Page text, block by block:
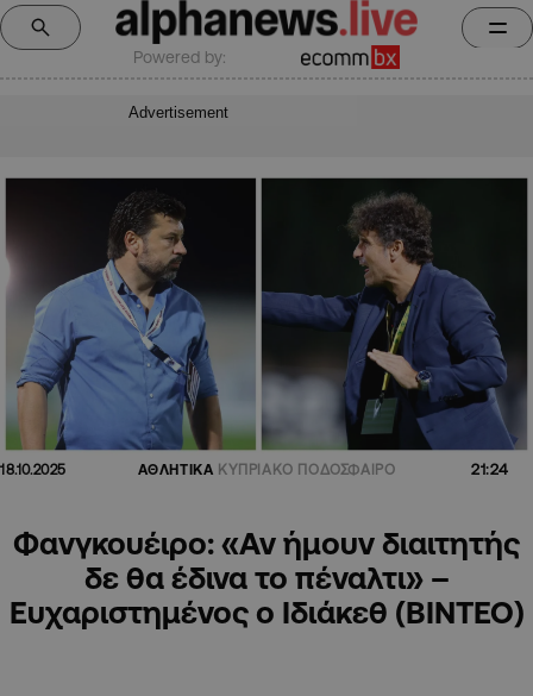
Powered by:
Advertisement
18.10.2025 ΑΘΛΗΤΙΚΑ ΚΥΠΡΙΑΚΟ ΠΟΔΟΣΦΑΙΡΟ 21:24
Φανγκουέιρο: «Αν ήμουν διαιτητής
δε θα έδινα το πέναλτι» –
Ευχαριστημένος ο Ιδιάκεθ (ΒΙΝΤΕΟ)